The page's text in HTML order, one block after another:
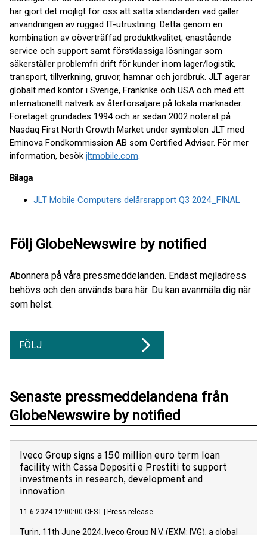
har gjort det möjligt för oss att sätta standarden vad gäller
användningen av ruggad IT-utrustning. Detta genom en
kombination av oöverträffad produktkvalitet, enastående
service och support samt förstklassiga lösningar som
säkerställer problemfri drift för kunder inom lager/logistik,
transport, tillverkning, gruvor, hamnar och jordbruk. JLT agerar
globalt med kontor i Sverige, Frankrike och USA och med ett
internationellt nätverk av återförsäljare på lokala marknader.
Företaget grundades 1994 och är sedan 2002 noterat på
Nasdaq First North Growth Market under symbolen JLT med
Eminova Fondkommission AB som Certified Adviser. För mer
information, besök jltmobile.com.
Bilaga
JLT Mobile Computers delårsrapport Q3 2024_FINAL
Följ GlobeNewswire by notified
Abonnera på våra pressmeddelanden. Endast mejladress
behövs och den används bara här. Du kan avanmäla dig när
som helst.
FÖLJ
Senaste pressmeddelandena från
GlobeNewswire by notified
Iveco Group signs a 150 million euro term loan
facility with Cassa Depositi e Prestiti to support
investments in research, development and
innovation
11.6.2024 12:00:00 CEST Press release
Turin, 11th June 2024. Iveco Group N.V. (EXM: IVG), a global